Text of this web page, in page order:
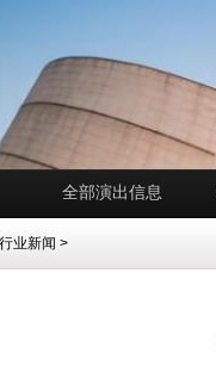
全部演出信息
行业新闻 >